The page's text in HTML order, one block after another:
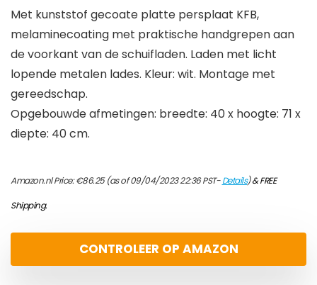
Met kunststof gecoate platte persplaat KFB,
melaminecoating met praktische handgrepen aan
de voorkant van de schuifladen. Laden met licht
lopende metalen lades. Kleur: wit. Montage met
gereedschap.
Opgebouwde afmetingen: breedte: 40 x hoogte: 71 x
diepte: 40 cm.
Amazon.nl Price:€86.25(as of 09/04/2023 22:36 PST-Details)&FREE
Shipping.
CONTROLEER OP AMAZON